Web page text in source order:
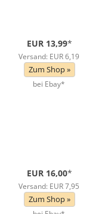
EUR 13,99*
Versand: EUR 6,19
Zum Shop »
bei Ebay*
EUR 16,00*
Versand: EUR 7,95
Zum Shop »